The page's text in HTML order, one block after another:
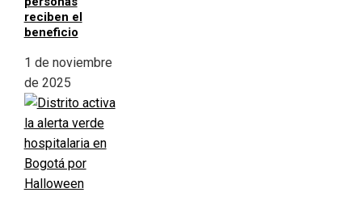
reciben el
beneficio
1 de noviembre
de 2025